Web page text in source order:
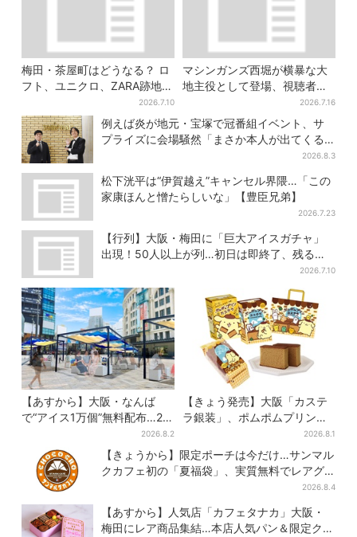
梅田・茶屋町はどうなる？ ロ
フト、ユニクロ、ZARA跡地に
新店続々…再開発も予定2026.7.10
マシンガンズ西堀が横暴な大
地主役として登場、視聴者驚
き「似てる人かと思った
ら…」
2026.7.16
例えば炎が地元・宝塚で冠番組イベント、サ
プライズに会場騒然「まさか本人が出てくる
2026.8.3
松下洸平は“伊賀越え”キャンセル界隈…「この
家康ほんと憎たらしいな」【豊臣兄弟】
2026.7.23
【行列】大阪・梅田に「巨大アイスガチャ」
出現！50人以上が列…初日は即終了、残る開
2026.7.10
【あすから】大阪・なんば
で“アイス1万個”無料配布…2日
間限定で、ロッテの人気商品
もらえる
2026.8.2
【きょう発売】大阪「カステ
ラ銀装」、ポムポムプリンと
初コラボ 紙袋まで限定デザ
インに
2026.8.1
【きょうから】限定ポーチは今だけ…サンマル
クカフェ初の「夏福袋」、実質無料でレアグ
2026.8.4
【あすから】人気店「カフェタナカ」大阪・
梅田にレア商品集結…本店人気パン＆限定クッ